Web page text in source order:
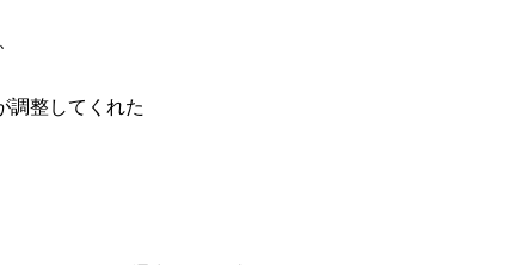
調整してくれた